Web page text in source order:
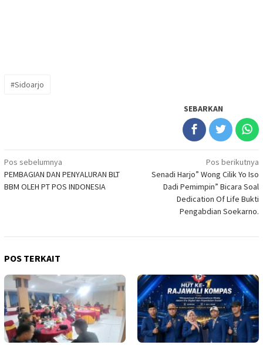
#Sidoarjo
SEBARKAN
Navigasi
pos
Pos sebelumnya
PEMBAGIAN DAN PENYALURAN BLT
BBM OLEH PT POS INDONESIA
Pos berikutnya
Senadi Harjo” Wong Cilik Yo Iso
Dadi Pemimpin” Bicara Soal
Dedication Of Life Bukti
Pengabdian Soekarno.
POS TERKAIT